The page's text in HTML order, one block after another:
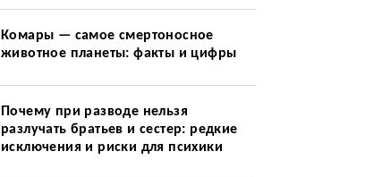
Комары — самое смертоносное
животное планеты: факты и цифры
Почему при разводе нельзя
разлучать братьев и сестер: редкие
исключения и риски для психики